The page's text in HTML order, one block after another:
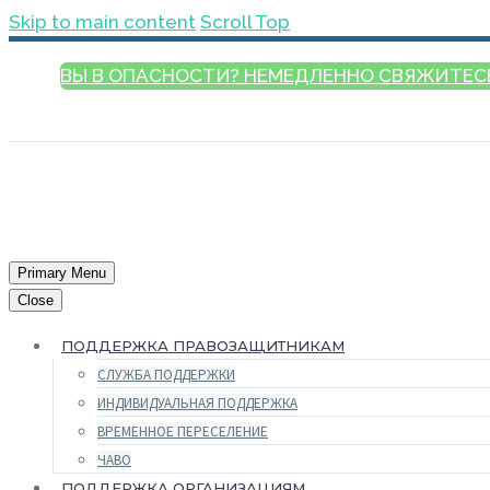
Skip to main content Scroll Top
ВЫ В ОПАСНОСТИ? НЕМЕДЛЕННО
Primary Menu
Close
ПОДДЕРЖКА ПРАВОЗАЩИТНИКАМ
СЛУЖБА ПОДДЕРЖКИ
ИНДИВИДУАЛЬНАЯ ПОДДЕРЖКА
ВРЕМЕННОЕ ПЕРЕСЕЛЕНИЕ
ЧАВО